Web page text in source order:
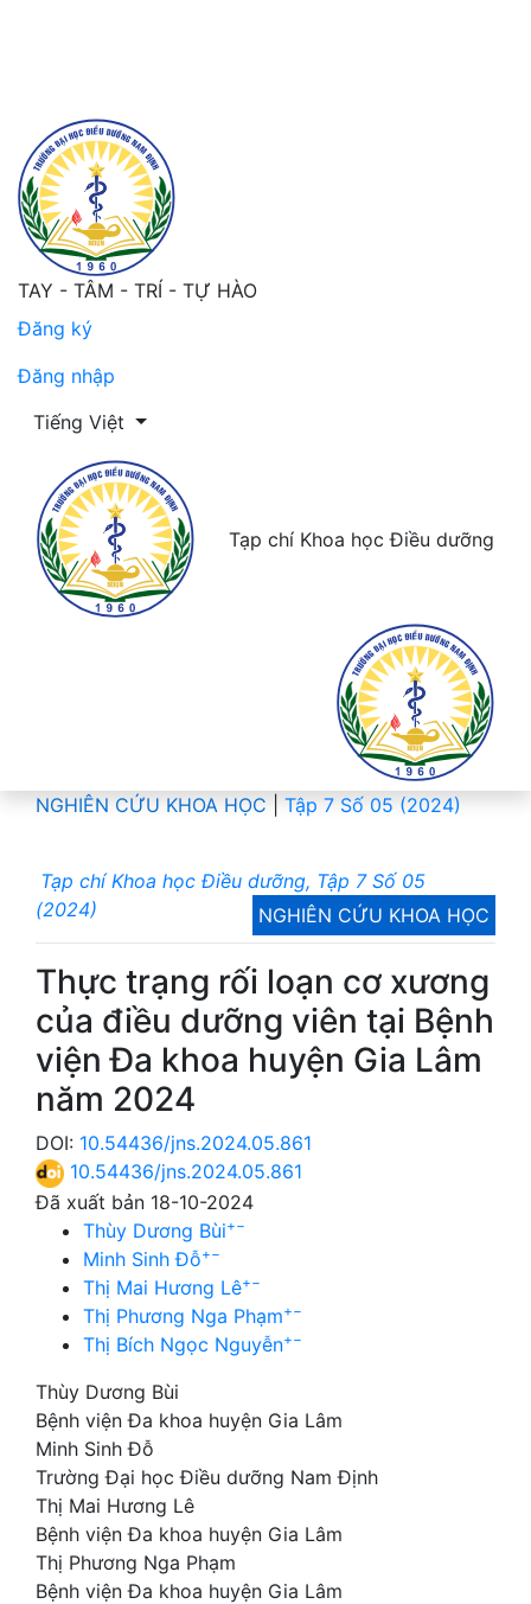
TAY - TÂM - TRÍ - TỰ HÀO
Đăng ký
Đăng nhập
Thay đổi ngôn ngữ. Ngôn ngữ hiện tại là:
Tiếng Việt
Tạp chí Khoa học Điều dưỡng
NGHIÊN CỨU KHOA HỌC Tập 7 Số 05 (2024)
Tạp chí Khoa học Điều dưỡng, Tập 7 Số 05
(2024)
NGHIÊN CỨU KHOA HỌC
Thực trạng rối loạn cơ xương
của điều dưỡng viên tại Bệnh
viện Đa khoa huyện Gia Lâm
năm 2024
DOI: 10.54436/jns.2024.05.861
10.54436/jns.2024.05.861
Đã xuất bản 18-10-2024
Thùy Dương Bùi+−
Minh Sinh Đỗ+−
Thị Mai Hương Lê+−
Thị Phương Nga Phạm+−
Thị Bích Ngọc Nguyễn+−
Thùy Dương Bùi
Bệnh viện Đa khoa huyện Gia Lâm
Minh Sinh Đỗ
Trường Đại học Điều dưỡng Nam Định
Thị Mai Hương Lê
Bệnh viện Đa khoa huyện Gia Lâm
Thị Phương Nga Phạm
Bệnh viện Đa khoa huyện Gia Lâm